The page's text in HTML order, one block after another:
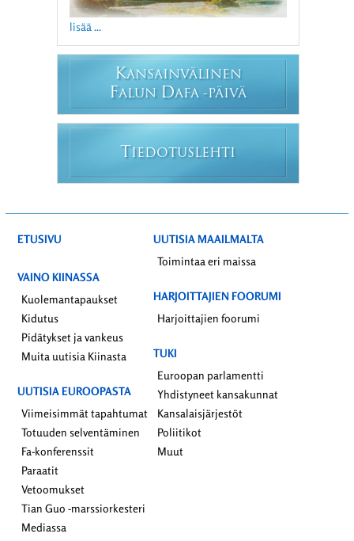
lisää ...
KANSAINVÄLINEN
FALUN DAFA -PÄIVÄ
T IEDOTUSLEHTI
ETUSIVU
VAINO KIINASSA
Kuolemantapaukset
Kidutus
Pidätykset ja vankeus
Muita uutisia Kiinasta
UUTISIA EUROOPASTA
Viimeisimmät tapahtumat
Totuuden selventäminen
Fa-konferenssit
Paraatit
Vetoomukset
Tian Guo -marssiorkesteri
Mediassa
UUTISIA MAAILMALTA
Toimintaa eri maissa
HARJOITTAJIEN FOORUMI
Harjoittajien foorumi
TUKI
Euroopan parlamentti
Yhdistyneet kansakunnat
Kansalaisjärjestöt
Poliitikot
Muut